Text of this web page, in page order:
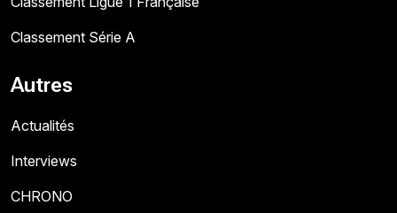
Classement Série A
Autres
Actualités
Interviews
CHRONO